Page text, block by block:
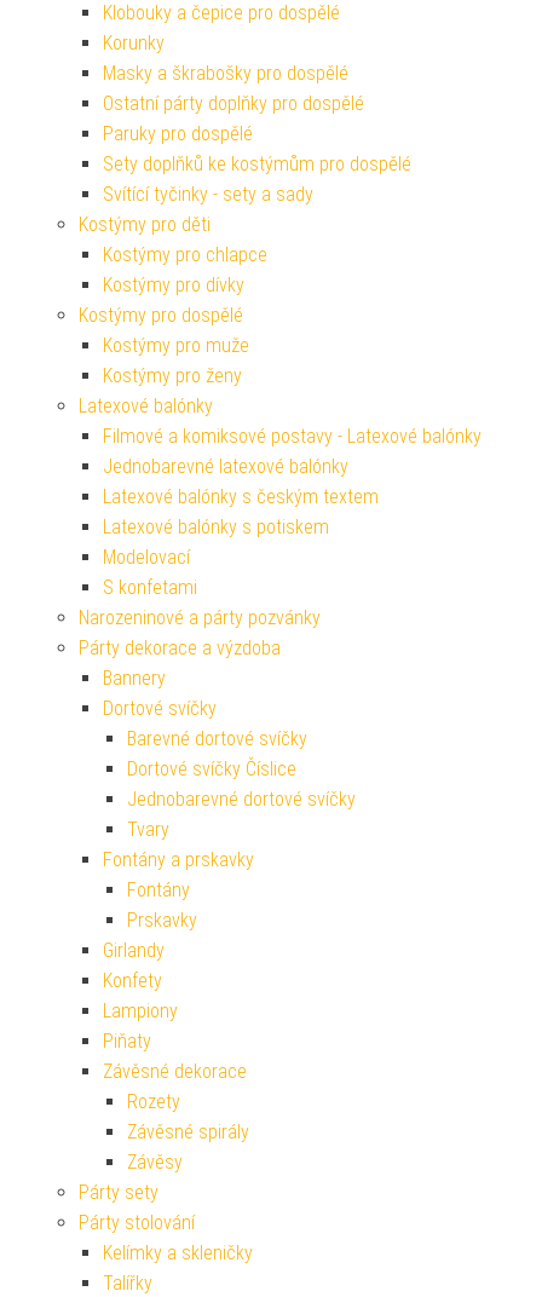
Klobouky a čepice pro dospělé
Korunky
Masky a škrabošky pro dospělé
Ostatní párty doplňky pro dospělé
Paruky pro dospělé
Sety doplňků ke kostýmům pro dospělé
Svítící tyčinky - sety a sady
Kostýmy pro děti
Kostýmy pro chlapce
Kostýmy pro dívky
Kostýmy pro dospělé
Kostýmy pro muže
Kostýmy pro ženy
Latexové balónky
Filmové a komiksové postavy - Latexové balónky
Jednobarevné latexové balónky
Latexové balónky s českým textem
Latexové balónky s potiskem
Modelovací
S konfetami
Narozeninové a párty pozvánky
Párty dekorace a výzdoba
Bannery
Dortové svíčky
Barevné dortové svíčky
Dortové svíčky Číslice
Jednobarevné dortové svíčky
Tvary
Fontány a prskavky
Fontány
Prskavky
Girlandy
Konfety
Lampiony
Piňaty
Závěsné dekorace
Rozety
Závěsné spirály
Závěsy
Párty sety
Párty stolování
Kelímky a skleničky
Talířky